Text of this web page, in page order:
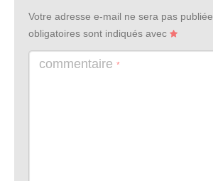
Votre adresse e-mail ne sera pas publiée.
obligatoires sont indiqués avec
commentaire *